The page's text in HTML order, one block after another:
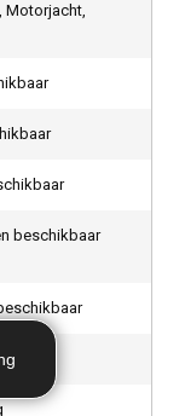
Motorjacht,
beschikbaar